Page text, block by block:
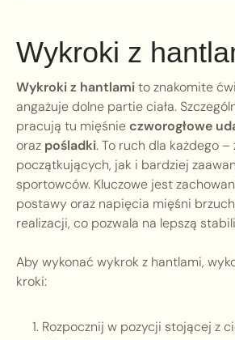
Wykroki z
Wykroki z hantlamito znakomite
angażuje dolne partie ciała.
pracują tu mięśnieczworogłowe
oraz pośladki. To ruch dla każdego –
początkujących, jak i bardziej
sportowców. Kluczowe jest
postawy oraz napięcia mięśni
realizacji, co pozwala na lepszą
Aby wykonać wykrok z hantlami,
kroki:
Rozpocznij w pozycji stojącej z